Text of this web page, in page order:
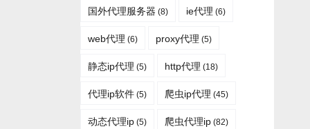
国外代理服务器 (8) ie代理 (6)
web代理 (6) proxy代理 (5)
静态ip代理 (5) http代理 (18)
代理ip软件 (5) 爬虫ip代理 (45)
动态代理ip (5) 爬虫代理ip (82)